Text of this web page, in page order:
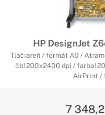
HP DesignJet
Tlačiareň / formát A0 /
čb1200x2400 dpi /
AirPrint /
7